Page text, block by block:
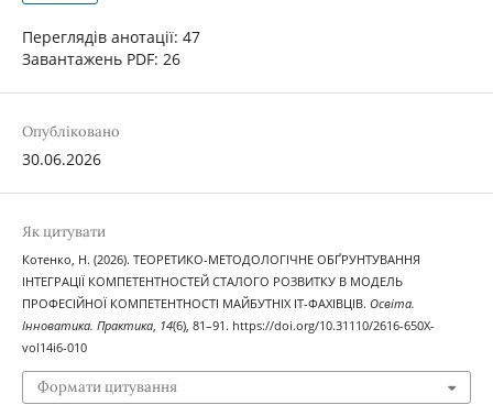
Переглядів анотації: 47
Завантажень PDF: 26
Опубліковано
30.06.2026
Як цитувати
Котенко, Н. (2026). ТЕОРЕТИКО-МЕТОДОЛОГІЧНЕ ОБҐРУНТУВАННЯ
ІНТЕГРАЦІЇ КОМПЕТЕНТНОСТЕЙ СТАЛОГО РОЗВИТКУ В МОДЕЛЬ
ПРОФЕСІЙНОЇ КОМПЕТЕНТНОСТІ МАЙБУТНІХ ІТ-ФАХІВЦІВ. Освіта.
Інноватика. Практика, 14(6), 81–91. https://doi.org/10.31110/2616-650X-
vol14i6-010
Формати цитування